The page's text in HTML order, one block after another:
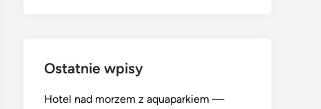
Ostatnie wpisy
Hotel nad morzem z aquaparkiem —